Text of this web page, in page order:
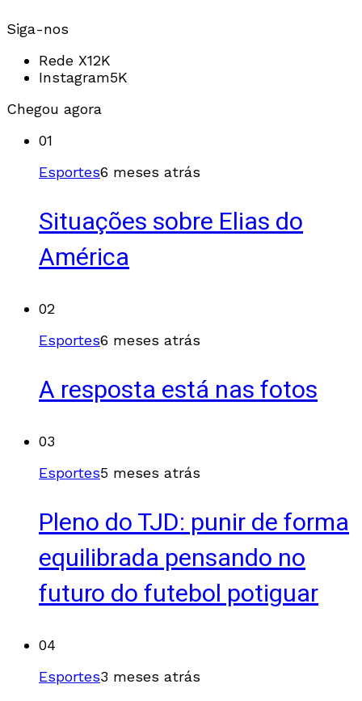
Siga-nos
Rede X12K
Instagram5K
Chegou agora
01
Esportes6 meses atrás
Situações sobre Elias do
América
02
Esportes6 meses atrás
A resposta está nas fotos
03
Esportes5 meses atrás
Pleno do TJD: punir de forma
equilibrada pensando no
futuro do futebol potiguar
04
Esportes3 meses atrás